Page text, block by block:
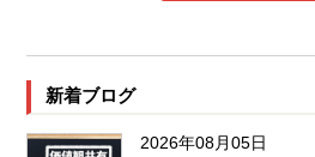
新着ブログ
2026年08月05日